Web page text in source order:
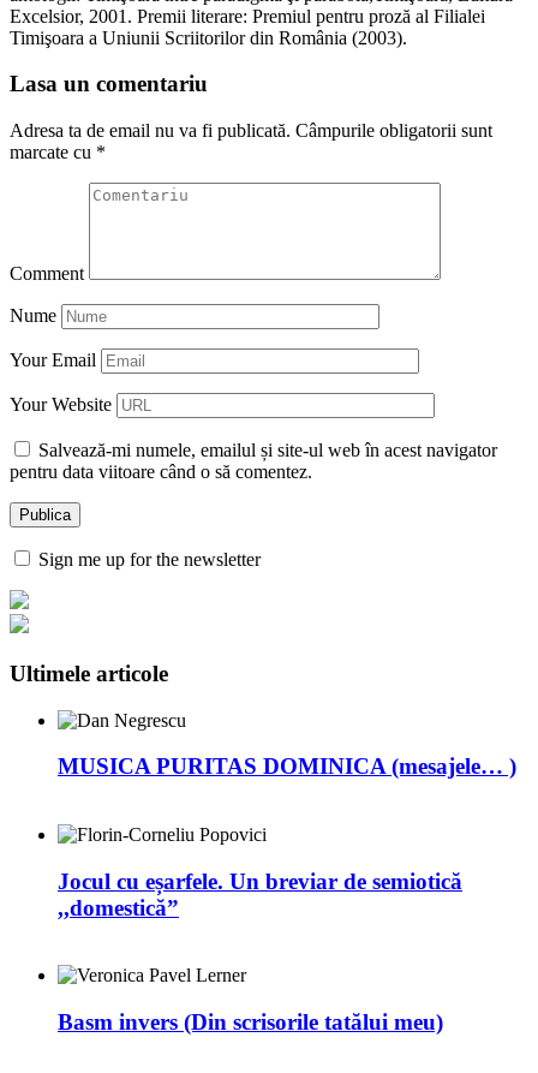
Excelsior, 2001. Premii literare: Premiul pentru proză al Filialei
Timişoara a Uniunii Scriitorilor din România (2003).
Lasa un comentariu
Adresa ta de email nu va fi publicată. Câmpurile obligatorii sunt
marcate cu *
Comment
Nume
Your Email
Your Website
Salvează-mi numele, emailul și site-ul web în acest navigator
pentru data viitoare când o să comentez.
Sign me up for the newsletter
Ultimele articole
MUSICA PURITAS DOMINICA (mesajele… )
Jocul cu eșarfele. Un breviar de semiotică
,,domestică”
Basm invers (Din scrisorile tatălui meu)